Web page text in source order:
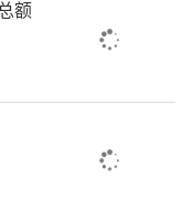
套流程
额